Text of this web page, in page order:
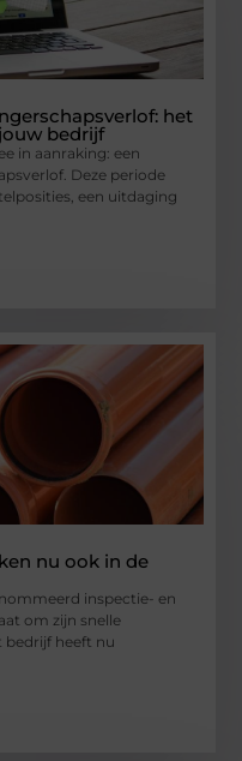
het
bedrijf
in aanraking: een
Deze periode
een uitdaging
nu ook in de
inspectie- en
om zijn snelle
bedrijf heeft nu